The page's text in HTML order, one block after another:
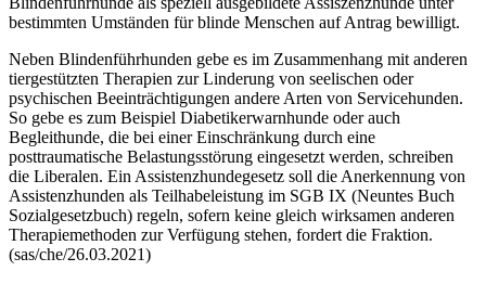
bestimmten Umständen für blinde Menschen auf Antrag bewilligt.
Neben Blindenführhunden gebe es im Zusammenhang mit anderen
tiergestützten Therapien zur Linderung von seelischen oder
psychischen Beeinträchtigungen andere Arten von Servicehunden.
So gebe es zum Beispiel Diabetikerwarnhunde oder auch
Begleithunde, die bei einer Einschränkung durch eine
posttraumatische Belastungsstörung eingesetzt werden, schreiben
die Liberalen. Ein Assistenzhundegesetz soll die Anerkennung von
Assistenzhunden als Teilhabeleistung im SGB IX (Neuntes Buch
Sozialgesetzbuch) regeln, sofern keine gleich wirksamen anderen
Therapiemethoden zur Verfügung stehen, fordert die Fraktion.
(sas/che/26.03.2021)